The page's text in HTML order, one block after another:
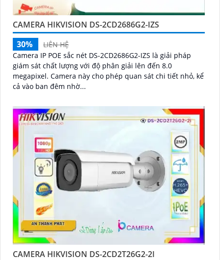
CAMERA HIKVISION DS-2CD2686G2-IZS
30%
LIÊN HỆ
Camera IP POE sắc nét DS-2CD2686G2-IZS là giải pháp
giám sát chất lượng với độ phân giải lên đến 8.0
megapixel. Camera này cho phép quan sát chi tiết nhỏ, kể
cả vào ban đêm nhờ...
CAMERA HIKVISION DS-2CD2T26G2-2I